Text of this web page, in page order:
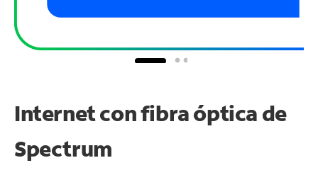
Internet con fibra óptica de
Spectrum